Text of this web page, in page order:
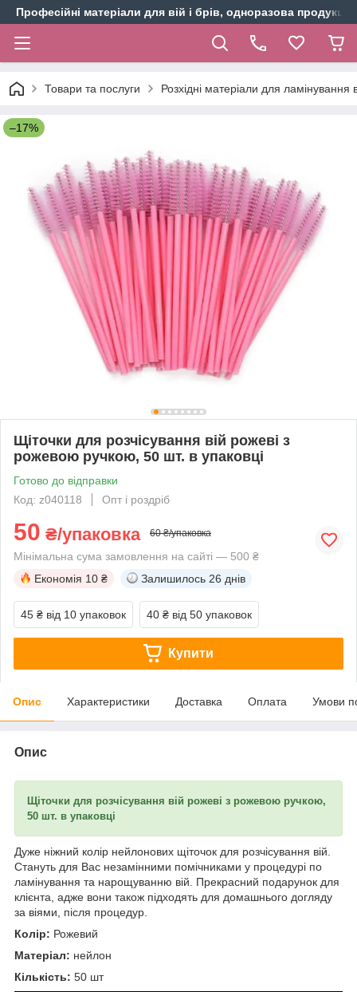
Професійні матеріали для вій і брів, одноразова продукція
Товари та послуги Розхідні матеріали для ламінування
–17%
Щіточки для розчісування вій рожеві з
рожевою ручкою, 50 шт. в упаковці
Готово до відправки
Код: z040118
Опт і роздріб
50 ₴/упаковка 60 ₴/упаковка
Мінімальна сума замовлення на сайті — 500 ₴
Економія 10 ₴ Залишилось 26 днів
45 ₴ від 10 упаковок 40 ₴ від 50 упаковок
Купити
Опис Характеристики Доставка Оплата Умови
Опис
Щіточки для розчісування вій рожеві з рожевою ручкою,
50 шт. в упаковці
Дуже ніжний колір нейлонових щіточок для розчісування вій.
Стануть для Вас незамінними помічниками у процедурі по
ламінування та нарощуванню вій. Прекрасний подарунок для
клієнта, адже вони також підходять для домашнього догляду
за віями, після процедур.
Колір: Рожевий
Матеріал: нейлон
Кількість: 50 шт